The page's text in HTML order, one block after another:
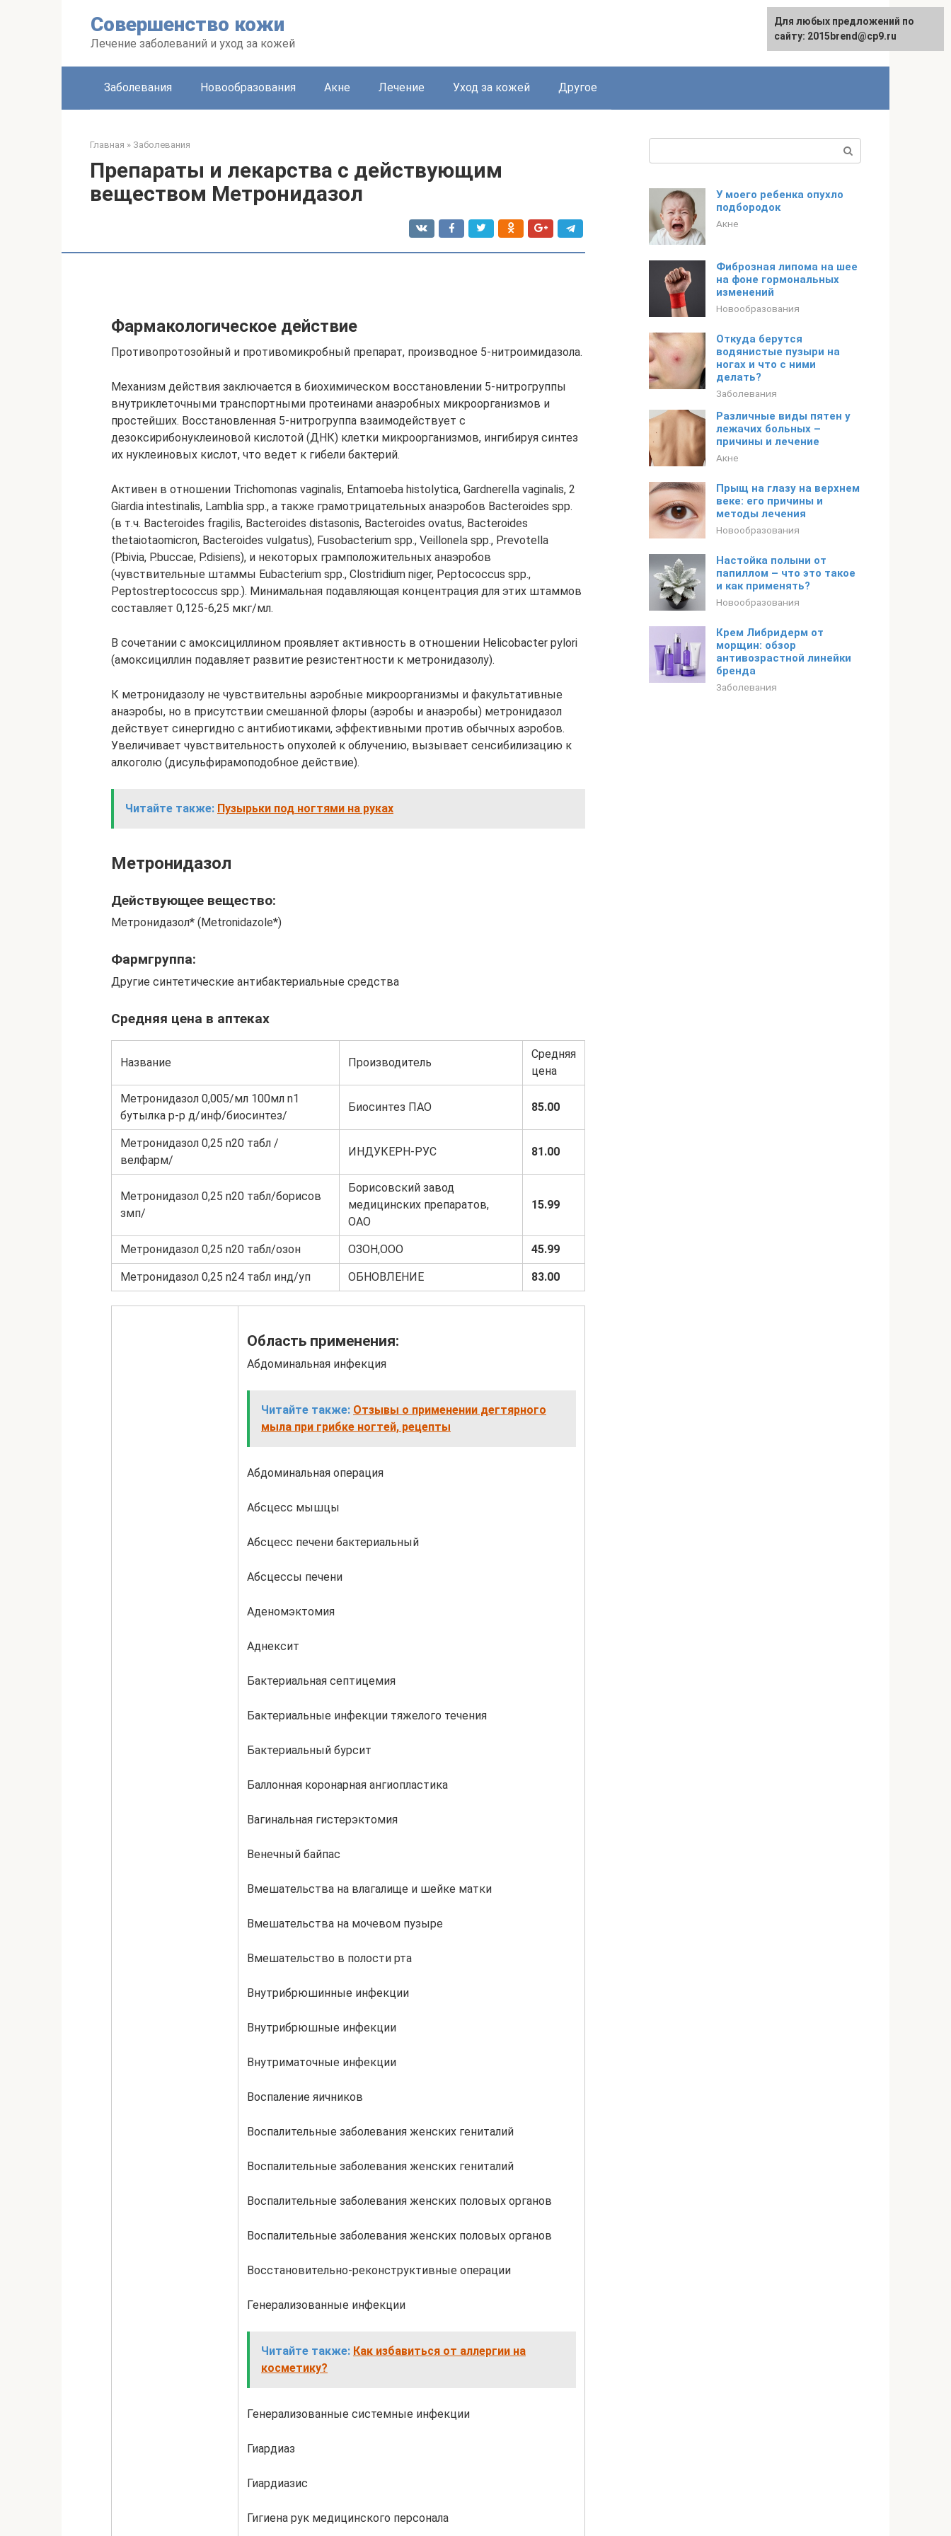
Совершенство кожи
Лечение заболеваний и уход за кожей
Заболевания Новообразования Акне Лечение Уход за кожей Другое
Главная » Заболевания
Препараты и лекарства с действующим
веществом Метронидазол
Фармакологическое действие
Противопротозойный и противомикробный препарат, производное 5-нитроимидазола.
Механизм действия заключается в биохимическом восстановлении 5-нитрогруппы
внутриклеточными транспортными протеинами анаэробных микроорганизмов и
простейших. Восстановленная 5-нитрогруппа взаимодействует с
дезоксирибонуклеиновой кислотой (ДНК) клетки микроорганизмов, ингибируя синтез
их нуклеиновых кислот, что ведет к гибели бактерий.
Активен в отношении Trichomonas vaginalis, Entamoeba histolytica, Gardnerella vaginalis, 2
Giardia intestinalis, Lamblia spp., а также грамотрицательных анаэробов Bacteroides spp.
(в т.ч. Bacteroides fragilis, Bacteroides distasonis, Bacteroides ovatus, Bacteroides
thetaiotaomicron, Bacteroides vulgatus), Fusobacterium spp., Veillonela spp., Рrevotella
(P.bivia, P.buccae, P.disiens), и некоторых грамположительных анаэробов
(чувствительные штаммы Eubacterium spp., Clostridium niger, Peptococcus spp.,
Peptostreptococcus spp.). Минимальная подавляющая концентрация для этих штаммов
составляет 0,125-6,25 мкг/мл.
В сочетании с амоксициллином проявляет активность в отношении Helicobacter pylori
(амоксициллин подавляет развитие резистентности к метронидазолу).
К метронидазолу не чувствительны аэробные микроорганизмы и факультативные
анаэробы, но в присутствии смешанной флоры (аэробы и анаэробы) метронидазол
действует синергидно с антибиотиками, эффективными против обычных аэробов.
Увеличивает чувствительность опухолей к облучению, вызывает сенсибилизацию к
алкоголю (дисульфирамоподобное действие).
Читайте также: Пузырьки под ногтями на руках
Метронидазол
Действующее вещество:
Метронидазол* (Metronidazole*)
Фармгруппа:
Другие синтетические антибактериальные средства
Средняя цена в аптеках
Название Производитель
Средняя
цена
Метронидазол 0,005/мл 100мл n1
бутылка р-р д/инф/биосинтез/
Биосинтез ПАО 85.00
Метронидазол 0,25 n20 табл /
велфарм/
ИНДУКЕРН-РУС 81.00
Метронидазол 0,25 n20 табл/борисов
змп/
Борисовский завод
медицинских препаратов,
ОАО
15.99
Метронидазол 0,25 n20 табл/озон ОЗОН,ООО 45.99
Метронидазол 0,25 n24 табл инд/уп ОБНОВЛЕНИЕ 83.00
Область применения:
Абдоминальная инфекция
Читайте также: Отзывы о применении дегтярного
мыла при грибке ногтей, рецепты
Абдоминальная операция
Абсцесс мышцы
Абсцесс печени бактериальный
Абсцессы печени
Аденомэктомия
Аднексит
Бактериальная септицемия
Бактериальные инфекции тяжелого течения
Бактериальный бурсит
Баллонная коронарная ангиопластика
Вагинальная гистерэктомия
Венечный байпас
Вмешательства на влагалище и шейке матки
Вмешательства на мочевом пузыре
Вмешательство в полости рта
Внутрибрюшинные инфекции
Внутрибрюшные инфекции
Внутриматочные инфекции
Воспаление яичников
Воспалительные заболевания женских гениталий
Воспалительные заболевания женских гениталий
Воспалительные заболевания женских половых органов
Воспалительные заболевания женских половых органов
Восстановительно-реконструктивные операции
Генерализованные инфекции
Читайте также: Как избавиться от аллергии на
косметику?
Генерализованные системные инфекции
Гиардиаз
Гиардиазис
Гигиена рук медицинского персонала
У моего ребенка опухло
подбородок
Акне
Фиброзная липома на шее
на фоне гормональных
изменений
Новообразования
Откуда берутся
водянистые пузыри на
ногах и что с ними
делать?
Заболевания
Различные виды пятен у
лежачих больных –
причины и лечение
Акне
Прыщ на глазу на верхнем
веке: его причины и
методы лечения
Новообразования
Настойка полыни от
папиллом – что это такое
и как применять?
Новообразования
Крем Либридерм от
морщин: обзор
антивозрастной линейки
бренда
Заболевания
Для любых предложений по
сайту: 2015brend@cp9.ru